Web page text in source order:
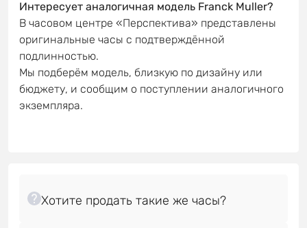
Интересует аналогичная модель Franck Muller?
В часовом центре «Перспектива» представлены
оригинальные часы с подтверждённой
подлинностью.
Мы подберём модель, близкую по дизайну или
бюджету, и сообщим о поступлении аналогичного
экземпляра.